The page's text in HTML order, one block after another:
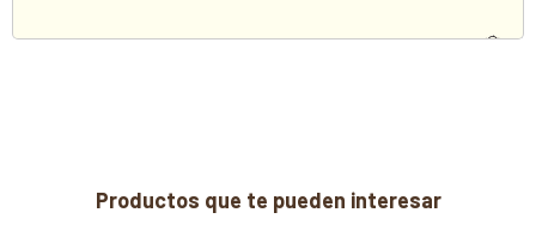
Productos que te pueden interesar